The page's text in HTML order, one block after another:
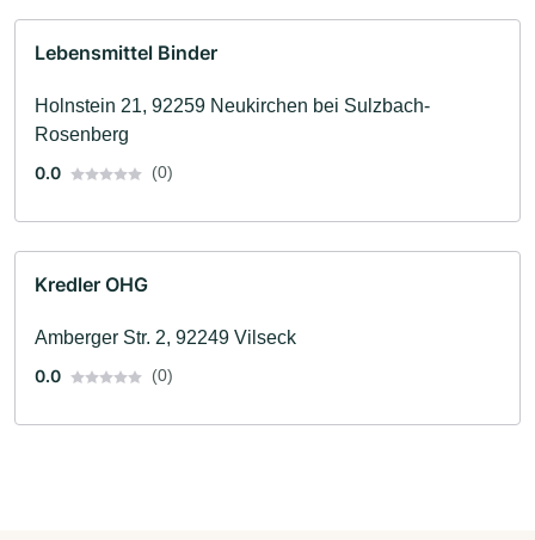
Lebensmittel Binder
Holnstein 21, 92259 Neukirchen bei Sulzbach-
Rosenberg
0.0
(0)
Kredler OHG
Amberger Str. 2, 92249 Vilseck
0.0
(0)